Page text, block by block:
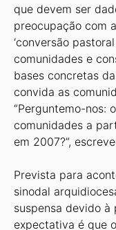
que devem ser
preocupação com
‘conversão
comunidades e
bases concretas
convida as
“Perguntemo-nos:
comunidades a
em 2007?”,
Prevista para
sinodal
suspensa devido à
expectativa é que